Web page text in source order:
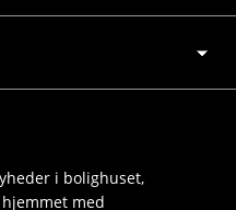
i bolighuset,
med